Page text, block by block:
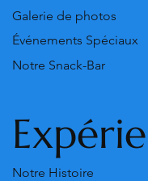
Galerie de photos
Notre Snack-Bar
Événements Spéciaux
Notre Histoire